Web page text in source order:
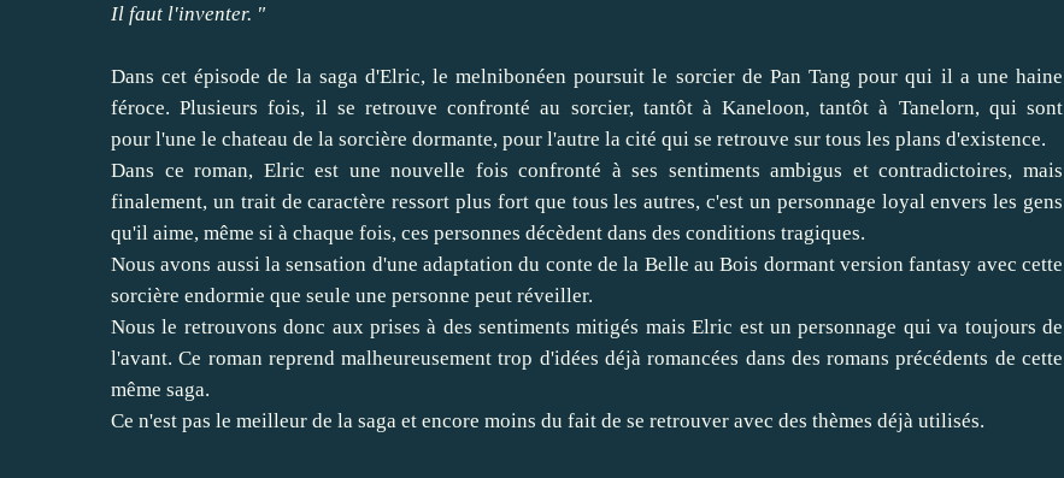
Il faut l'inventer. "
Dans cet épisode de la saga d'Elric, le melnibonéen poursuit le sorcier de Pan Tang pour qui il a une haine
féroce. Plusieurs fois, il se retrouve confronté au sorcier, tantôt à Kaneloon, tantôt à Tanelorn, qui sont
pour l'une le chateau de la sorcière dormante, pour l'autre la cité qui se retrouve sur tous les plans d'existence.
Dans ce roman, Elric est une nouvelle fois confronté à ses sentiments ambigus et contradictoires, mais
finalement, un trait de caractère ressort plus fort que tous les autres, c'est un personnage loyal envers les gens
qu'il aime, même si à chaque fois, ces personnes décèdent dans des conditions tragiques.
Nous avons aussi la sensation d'une adaptation du conte de la Belle au Bois dormant version fantasy avec cette
sorcière endormie que seule une personne peut réveiller.
Nous le retrouvons donc aux prises à des sentiments mitigés mais Elric est un personnage qui va toujours de
l'avant. Ce roman reprend malheureusement trop d'idées déjà romancées dans des romans précédents de cette
même saga.
Ce n'est pas le meilleur de la saga et encore moins du fait de se retrouver avec des thèmes déjà utilisés.